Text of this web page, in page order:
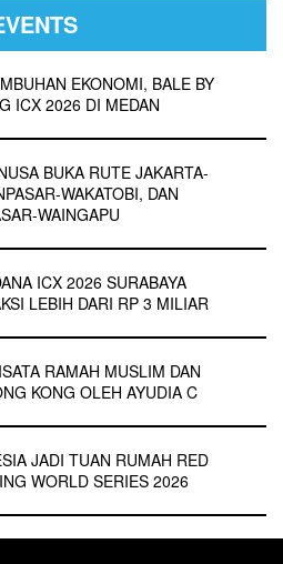
EKONOMI, BALE BY
ICX 2026 DI MEDAN
BUKA RUTE JAKARTA-
WAKATOBI, DAN
WAINGAPU
ICX 2026 SURABAYA
LEBIH DARI RP 3 MILIAR
RAMAH MUSLIM DAN
KONG OLEH AYUDIA C
JADI TUAN RUMAH RED
WORLD SERIES 2026